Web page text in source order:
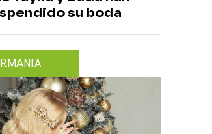
su boda